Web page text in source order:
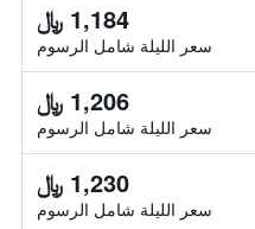
1,184 ﷼
سعر الليلة شامل الرسوم
1,206 ﷼
سعر الليلة شامل الرسوم
1,230 ﷼
سعر الليلة شامل الرسوم